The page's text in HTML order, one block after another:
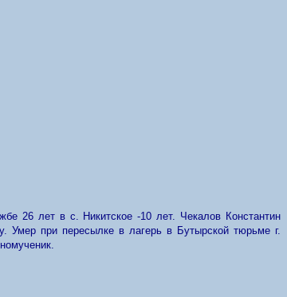
26 лет в с. Никитское -10 лет. Чекалов Константин
Умер при пересылке в лагерь в Бутырской тюрьме г.